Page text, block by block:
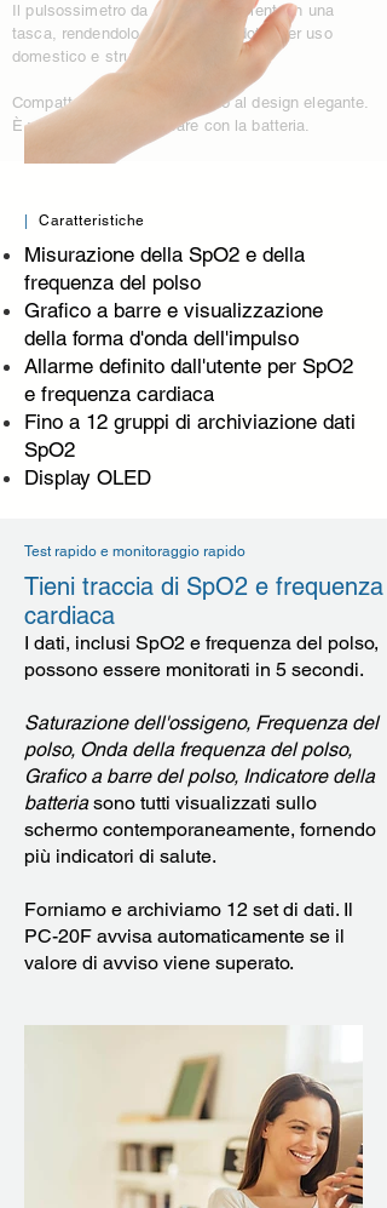
Il pulsossimetro da dito sta facilmente in una
tasca, rendendolo un ottimo prodotto per uso
domestico e strutture sanitarie.
Compatto nell'aspetto e adatto al design elegante.
È veloce e facile da usare con la batteria.
Caratteristiche
Misurazione della SpO2 e della
frequenza del polso
Grafico a barre e visualizzazione
della forma d'onda dell'impulso
Allarme definito dall'utente per SpO2
e frequenza cardiaca
Fino a 12 gruppi di archiviazione dati
SpO2
Display OLED
Test rapido e monitoraggio rapido
Tieni traccia di SpO2 e frequenza
cardiaca
I dati, inclusi SpO2 e frequenza del polso,
possono essere monitorati in 5 secondi.
Saturazione dell'ossigeno, Frequenza del
polso, Onda della frequenza del polso,
Grafico a barre del polso, Indicatore della
batteriasono tutti visualizzati sullo
schermo contemporaneamente, fornendo
più indicatori di salute.
Forniamo e archiviamo 12 set di dati. Il
PC-20F avvisa automaticamente se il
valore di avviso viene superato.